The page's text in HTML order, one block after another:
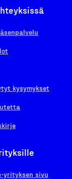
kysymykset
yrityksen sivu